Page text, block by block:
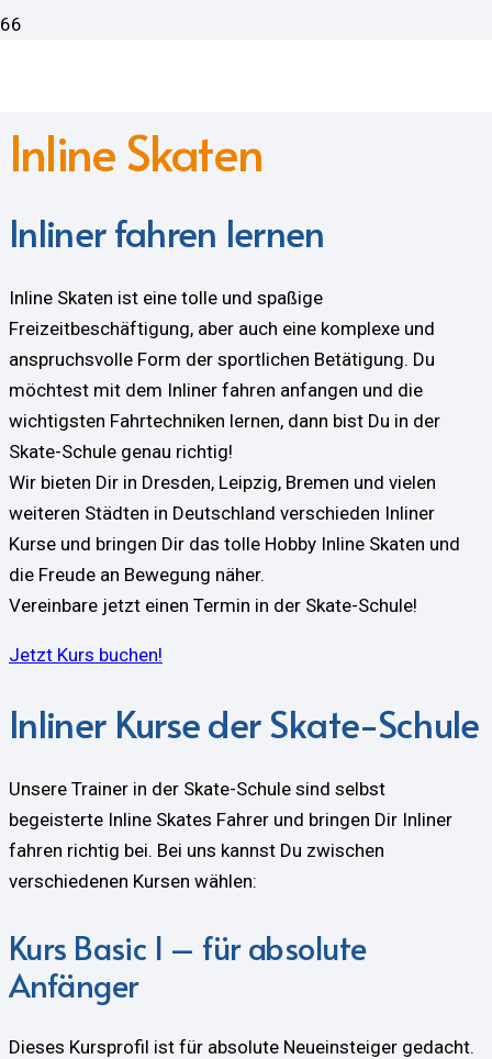
Inline Skaten
Inliner fahren lernen
Inline Skaten ist eine tolle und spaßige
Freizeitbeschäftigung, aber auch eine komplexe und
anspruchsvolle Form der sportlichen Betätigung. Du
möchtest mit dem Inliner fahren anfangen und die
wichtigsten Fahrtechniken lernen, dann bist Du in der
Skate-Schule genau richtig!
Wir bieten Dir in Dresden, Leipzig, Bremen und vielen
weiteren Städten in Deutschland verschieden Inliner
Kurse und bringen Dir das tolle Hobby Inline Skaten und
die Freude an Bewegung näher.
Vereinbare jetzt einen Termin in der Skate-Schule!
Jetzt Kurs buchen!
Inliner Kurse der Skate-Schule
Unsere Trainer in der Skate-Schule sind selbst
begeisterte Inline Skates Fahrer und bringen Dir Inliner
fahren richtig bei. Bei uns kannst Du zwischen
verschiedenen Kursen wählen:
Kurs Basic I – für absolute
Anfänger
Dieses Kursprofil ist für absolute Neueinsteiger gedacht.